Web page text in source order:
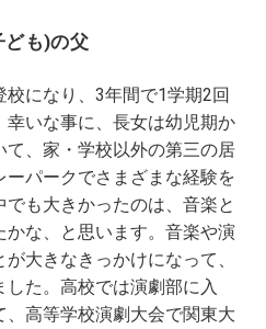
も)の父
校になり、3年間で1学期2回
幸いな事に、長女は幼児期か
て、家・学校以外の第三の居
パークでさまざまな経験を
も大きかったのは、音楽と
な、と思います。音楽や演
大きなきっかけになって、
た。高校では演劇部に入
、高等学校演劇大会で関東大